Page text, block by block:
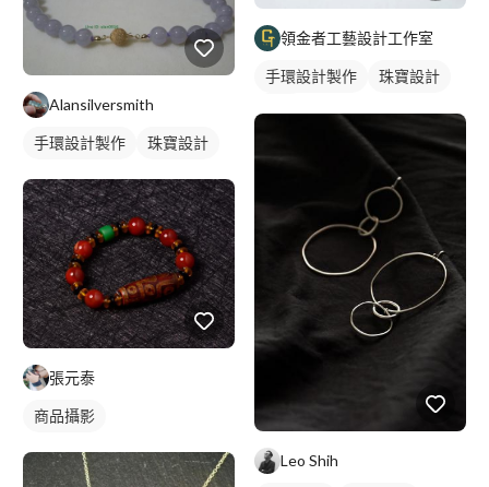
Alansilversmith
手環設計製作 珠寶設計
張元泰
商品攝影
領金者工藝設計工作室
手環設計製作
珠寶設計
Leo Shih